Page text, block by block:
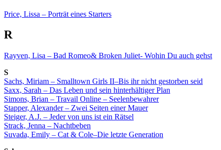
Price, Lissa – Porträt eines Starters
R
Rayven, Lisa – Bad Romeo& Broken Juliet- Wohin Du auch gehst
S
Sachs, Miriam – Smalltown Girls II–Bis ihr nicht gestorben seid
Saxx, Sarah – Das Leben und sein hinterhältiger Plan
Simons, Brian – Travail Online – Seelenbewahrer
Stapper, Alexander – Zwei Seiten einer Mauer
Steiger, A.J. – Jeder von uns ist ein Rätsel
Strack, Jenna – Nachtbeben
Suvada, Emily – Cat & Cole–Die letzte Generation